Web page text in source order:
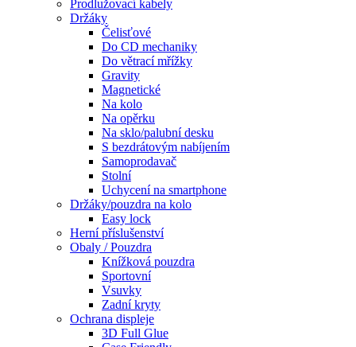
Prodlužovací kabely
Držáky
Čelisťové
Do CD mechaniky
Do větrací mřížky
Gravity
Magnetické
Na kolo
Na opěrku
Na sklo/palubní desku
S bezdrátovým nabíjením
Samoprodavač
Stolní
Uchycení na smartphone
Držáky/pouzdra na kolo
Easy lock
Herní příslušenství
Obaly / Pouzdra
Knížková pouzdra
Sportovní
Vsuvky
Zadní kryty
Ochrana displeje
3D Full Glue